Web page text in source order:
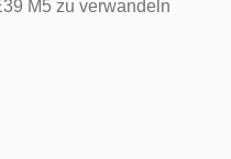
M5 zu verwandeln